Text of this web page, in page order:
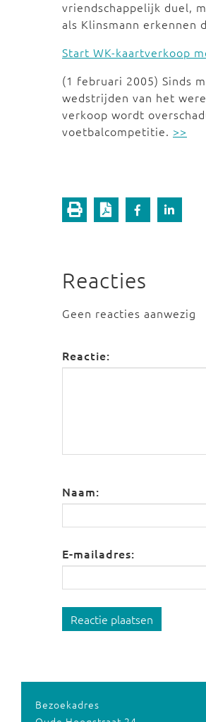
vriendschappelijk duel,
als Klinsmann erkennen
Start WK-kaartverkoop
(1 februari 2005) Sinds
wedstrijden van het
verkoop wordt
voetbalcompetitie. >>
Reacties
Geen reacties aanwezig
Reactie:
Naam:
E-mailadres:
Reactie plaatsen
Bezoekadres